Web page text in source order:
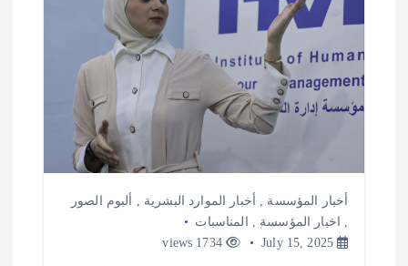
أخبار المؤسسة أخبار الموارد البشرية
ألبوم الصور
اخبار المؤسسة
المناسبات
July 15, 2025
1734 views